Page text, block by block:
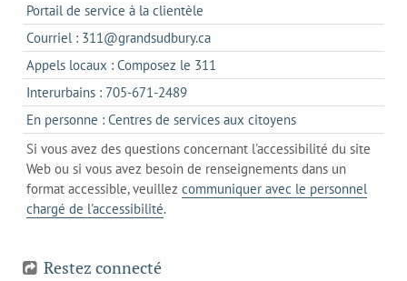
Portail de service à la clientèle
dans
un
nouvel
Courriel : 311@grandsudbury.cas'ouvre
dans
votre
de
messagerie
Appels locaux : Composez le 311
dans
un
client
de
votre
téléphone
Interurbains : 705-671-2489s'ouvre
dans
un
client
de
votre
En personne : Centres de services aux citoyenss'ouvre
dans
l'onglet
actuel
Si vous avez des questions concernant l'accessibilité du site
Web ou si vous avez besoin de renseignements dans un
format accessible, veuillez communiquer avec le personnel
chargé de l'accessibilité.
Restez connecté